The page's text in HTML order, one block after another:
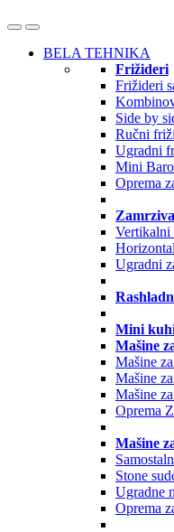
BELA TEHNIKA
Frižideri
Frižideri
Side by
Ručni
Ugradni
Mini
Oprema
Vertikalni
Ugradni
Mini
Mašine
Mašine
Mašine
Mašine
Oprema
Mašine
Stone
Ugradne
Oprema